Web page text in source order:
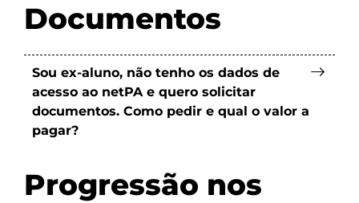
Documentos
Sou ex-aluno, não tenho os dados de
acesso ao netPA e quero solicitar
documentos. Como pedir e qual o valor a
pagar?
Progressão nos